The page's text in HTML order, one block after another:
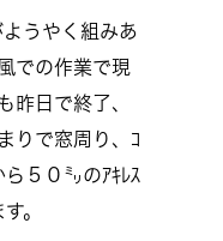
ようやく組みあ
での作業で現
昨日で終了、
りで窓周り、ｺ
５０㍉のｱｷﾚｽ
。